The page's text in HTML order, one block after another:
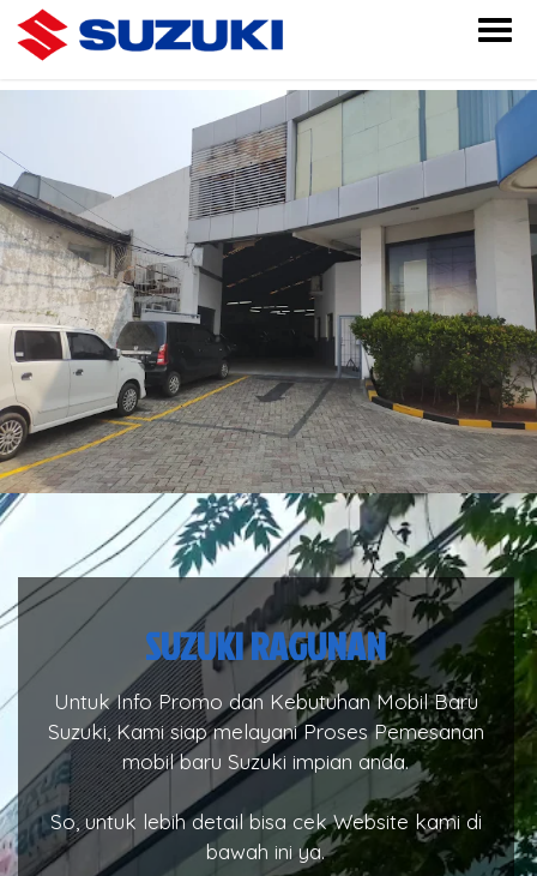
SUZUKI RAGUNAN
Untuk Info Promo dan Kebutuhan Mobil Baru
Suzuki, Kami siap melayani Proses Pemesanan
mobil baru Suzuki impian anda.
So, untuk lebih detail bisa cek Website kami di
bawah ini ya.